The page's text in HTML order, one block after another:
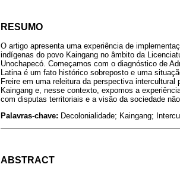
RESUMO
O artigo apresenta uma experiência de
indígenas do povo Kaingang no âmbito da
Unochapecó. Começamos com o diagnóstico de
Latina é um fato histórico sobreposto e uma
Freire em uma releitura da perspectiva
Kaingang e, nesse contexto, expomos a
com disputas territoriais e a visão da sociedade
Palavras-chave: Decolonialidade; Kaingang;
ABSTRACT